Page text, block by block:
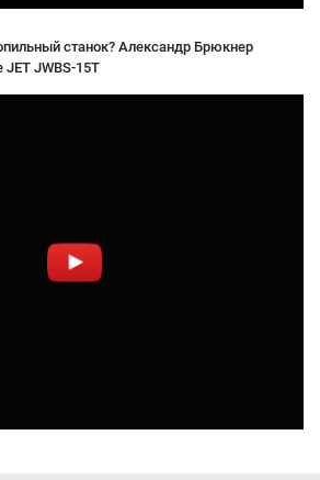
станок? Александр Брюкнер
JWBS-15T